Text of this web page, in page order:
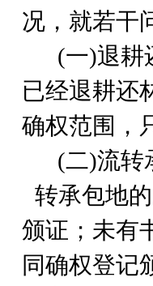
况，就若干
(一)退耕
已经退耕还
确权范围，
(二)流转
转承包地
颁证；未有
同确权登记